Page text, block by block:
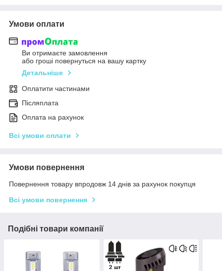
Умови оплати
Ви отримаєте замовлення
або гроші повернуться на вашу картку
Детальніше
Оплатити частинами
Післяплата
Оплата на рахунок
Всі умови оплати
Умови повернення
Повернення товару впродовж 14 днів за рахунок покупця
Всі умови повернення
Подібні товари компанії